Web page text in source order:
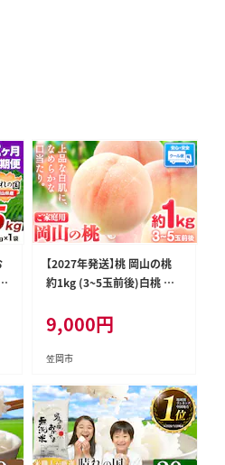
【2027年発送】桃 岡山の桃
約1kg (3~5玉前後)白桃 岡
ツ 果物 デザート 旬 モモ も
も 先行予約 果物 岡山県 笠
岡市 清水白桃 白鳳 白麗 ク
月上旬頃出荷》 ---kasaoka_
zsy_419_100---
9,000円
笠岡市